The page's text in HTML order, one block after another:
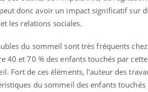
donc avoir un impact significatif sur
les relations sociales.
du sommeil sont très fréquents
40 et 70 % des enfants touchés par
Fort de ces éléments, l'auteur des
du sommeil des enfants